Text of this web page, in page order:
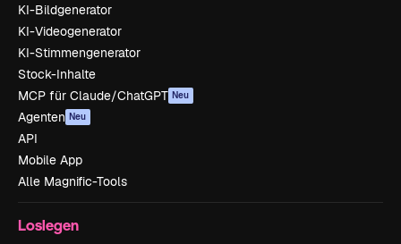
KI-Bildgenerator
KI-Videogenerator
KI-Stimmengenerator
Stock-Inhalte
MCP für Claude/ChatGPT Neu
Agenten Neu
API
Mobile App
Alle Magnific-Tools
Loslegen